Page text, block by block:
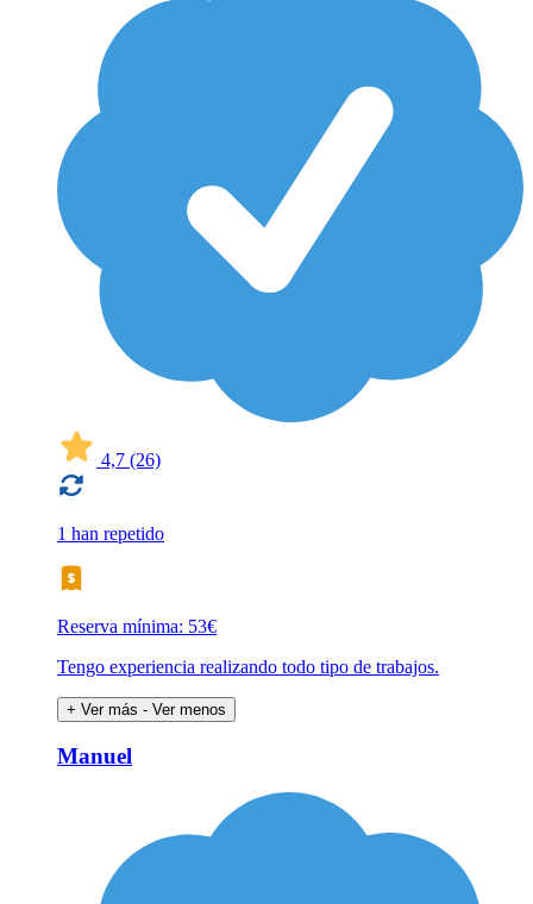
4,7 (26)
1 han repetido
Reserva mínima: 53€
Tengo experiencia realizando todo tipo de trabajos.
+ Ver más - Ver menos
Manuel